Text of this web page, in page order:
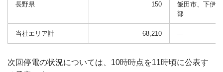
長野県 150
飯田市、下伊
部
当社エリア計 68,210
次回停電の状況については、10時時点を11時頃に公表す